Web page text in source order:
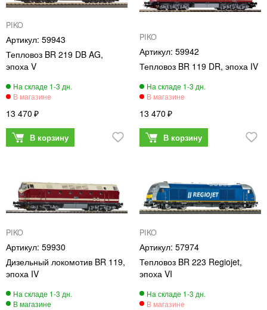
PIKO
59943
Тепловоз BR 219 DB AG,
эпоха V
13 470
PIKO
59942
Тепловоз BR 119 DR, эпоха IV
13 470
PIKO
59930
Дизельный локомотив BR 119,
эпоха IV
PIKO
57974
Тепловоз BR 223 Regiojet,
эпоха VI